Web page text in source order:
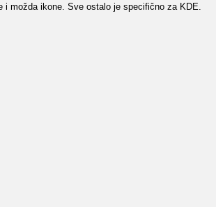
i možda ikone. Sve ostalo je specifično za KDE.